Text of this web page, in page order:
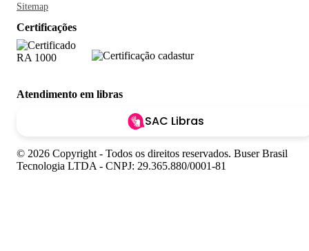
Sitemap
Certificações
Atendimento em libras
SAC Libras
© 2026 Copyright - Todos os direitos reservados. Buser Brasil
Tecnologia LTDA - CNPJ: 29.365.880/0001-81